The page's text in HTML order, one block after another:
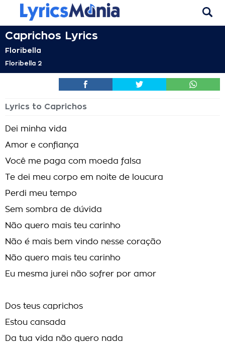
Caprichos Lyrics
Floribella
Floribella 2
Lyrics to Caprichos
Dei minha vida
Amor e confiança
Você me paga com moeda falsa
Te dei meu corpo em noite de loucura
Perdi meu tempo
Sem sombra de dúvida
Não quero mais teu carinho
Não é mais bem vindo nesse coração
Não quero mais teu carinho
Eu mesma jurei não sofrer por amor
Dos teus caprichos
Estou cansada
Da tua vida não quero nada